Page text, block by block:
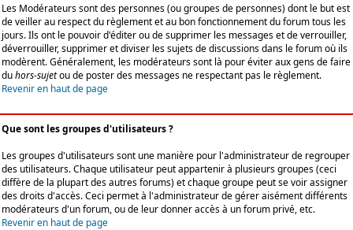
Les Modérateurs sont des personnes (ou groupes de personnes) dont le but est
de veiller au respect du règlement et au bon fonctionnement du forum tous les
jours. Ils ont le pouvoir d'éditer ou de supprimer les messages et de verrouiller,
déverrouiller, supprimer et diviser les sujets de discussions dans le forum où ils
modèrent. Généralement, les modérateurs sont là pour éviter aux gens de faire
duhors-sujetou de poster des messages ne respectant pas le règlement.
Revenir en haut de page
Que sont les groupes d'utilisateurs ?
Les groupes d'utilisateurs sont une manière pour l'administrateur de regrouper
des utilisateurs. Chaque utilisateur peut appartenir à plusieurs groupes (ceci
diffère de la plupart des autres forums) et chaque groupe peut se voir assigner
des droits d'accès. Ceci permet à l'administrateur de gérer aisément différents
modérateurs d'un forum, ou de leur donner accès à un forum privé, etc.
Revenir en haut de page